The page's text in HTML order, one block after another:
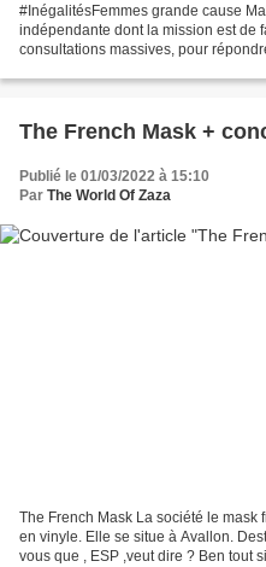
#InégalitésFemmes grande cause
indépendante dont la mission est de
consultations massives, pour
The French Mask +
Publié le 01/03/2022 à 15:10
Par The World Of Zaza
The French Mask La société le
en vinyle. Elle se situe à Avallon.
vous que , ESP ,veut dire ? Ben tout